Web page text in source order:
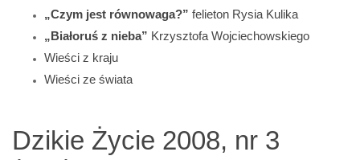
„Czym jest równowaga?” felieton Rysia Kulika
„Białoruś z nieba” Krzysztofa Wojciechowskiego
Wieści z kraju
Wieści ze świata
Dzikie Życie 2008, nr 3